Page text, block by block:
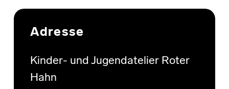
Skip back to main navigation
Adresse
Kinder- und Jugendatelier Roter
Hahn